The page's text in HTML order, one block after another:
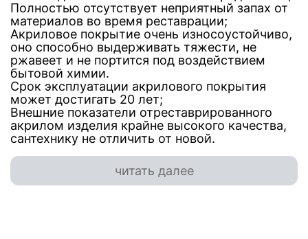
Полностью отсутствует неприятный запах от
материалов во время реставрации;
Акриловое покрытие очень износоустойчиво,
оно способно выдерживать тяжести, не
ржавеет и не портится под воздействием
бытовой химии.
Срок эксплуатации акрилового покрытия
может достигать 20 лет;
Внешние показатели отреставрированного
акрилом изделия крайне высокого качества,
сантехнику не отличить от новой.
читать далее